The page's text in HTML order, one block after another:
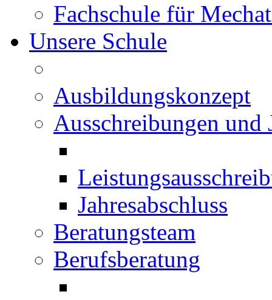
Fachschule für
Unsere Schule
Ausbildungskonzept
Ausschreibungen und
Jahresabschluss
Beratungsteam
Berufsberatung